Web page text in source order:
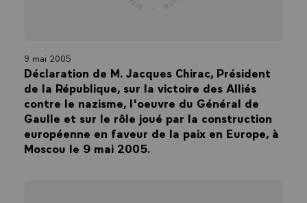
9 mai 2005
Déclaration de M. Jacques Chirac, Président
de la République, sur la victoire des Alliés
contre le nazisme, l'oeuvre du Général de
Gaulle et sur le rôle joué par la construction
européenne en faveur de la paix en Europe, à
Moscou le 9 mai 2005.